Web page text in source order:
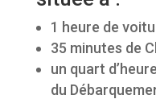
1 heure de
35 minutes de
un quart
du